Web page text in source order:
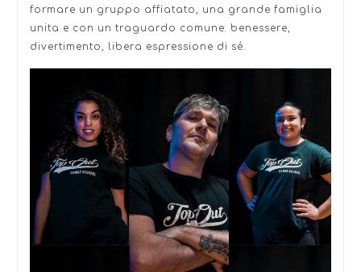
formare un gruppo affiatato, una grande famiglia
unita e con un traguardo comune: benessere,
divertimento, libera espressione di sé.